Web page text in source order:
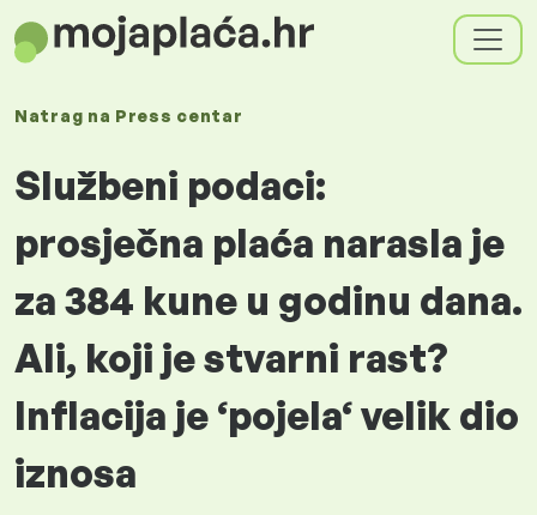
Natrag na Press centar
Službeni podaci:
prosječna plaća narasla je
za 384 kune u godinu dana.
Ali, koji je stvarni rast?
Inflacija je ‘pojela‘ velik dio
iznosa